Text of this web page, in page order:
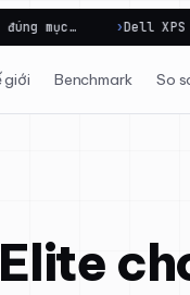
Dell XPS 13 2026 có
giới Benchmark So